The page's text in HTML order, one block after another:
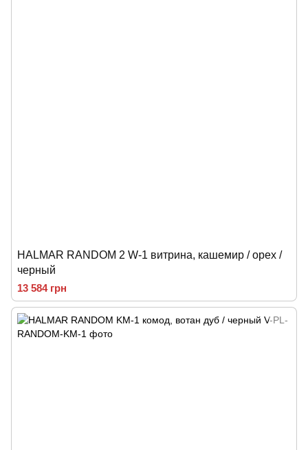
HALMAR RANDOM 2 W-1 витрина, кашемир / орех /
черный
13 584 грн